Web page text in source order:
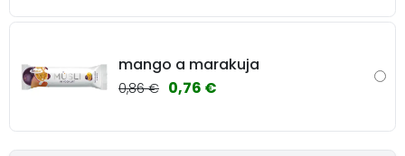
mango a marakuja
0,86 € 0,76 €